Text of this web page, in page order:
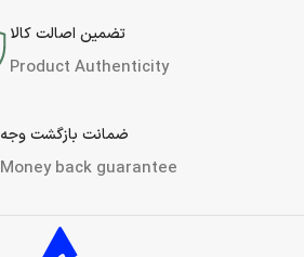
تضمین اصالت کالا
Product Authenticity
ضمانت بازگشت وجه
Money back guarantee